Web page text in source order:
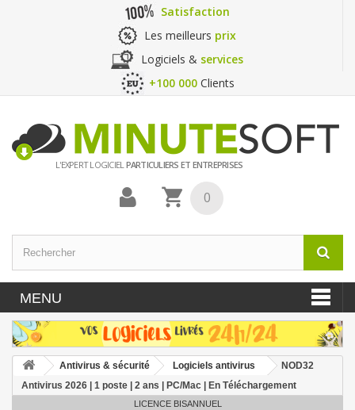
Satisfaction
Les meilleurs prix
Logiciels & services
+100 000 Clients
L'EXPERT LOGICIELPARTICULIERS ET ENTREPRISES
0
MENU
Antivirus & sécurité Logiciels antivirus
NOD32
Antivirus 2026 | 1 poste | 2 ans | PC/Mac | En Téléchargement
LICENCE BISANNUEL